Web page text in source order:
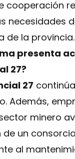
cooperación
necesidades
de la provincia.
presenta
27?
27
Además,
minero
un
al